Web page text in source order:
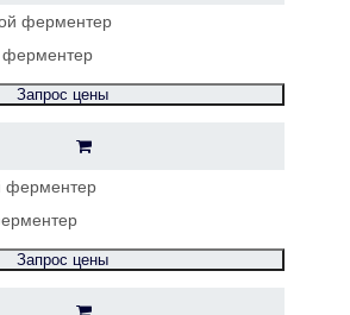
ферментер
Запрос цены
Запрос цены